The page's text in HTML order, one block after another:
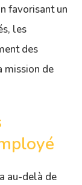
favorisant un
les
des
mission de
au-delà de